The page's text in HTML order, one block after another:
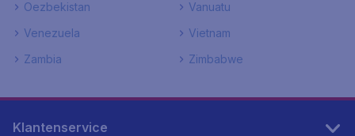
Oezbekistan
Vanuatu
Venezuela
Vietnam
Zambia
Zimbabwe
Klantenservice